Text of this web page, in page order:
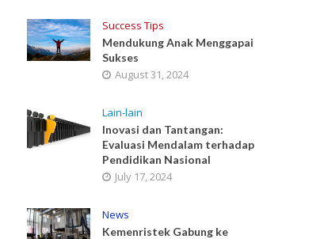
Success Tips
Mendukung Anak Menggapai
Sukses
August 31, 2024
Lain-lain
Inovasi dan Tantangan:
Evaluasi Mendalam terhadap
Pendidikan Nasional
July 17, 2024
News
Kemenristek Gabung ke